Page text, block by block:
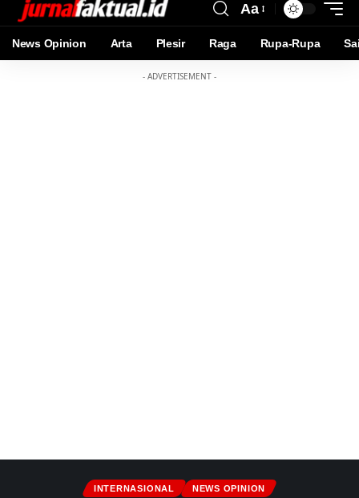
Aa
News Opinion Arta Plesir Raga Rupa-Rupa
- ADVERTISEMENT -
INTERNASIONAL NEWS OPINION